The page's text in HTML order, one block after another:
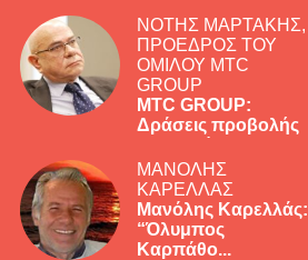
ΝΟΤΗΣ ΜΑΡΤΑΚΗΣ,
ΠΡΟΕΔΡΟΣ ΤΟΥ
ΟΜΙΛΟΥ MTC
GROUP
MTC GROUP:
Δράσεις προβολής
ΜΑΝΟΛΗΣ
ΚΑΡΕΛΛΑΣ
Μανόλης Καρελλάς:
“Όλυμπος
Καρπάθο...